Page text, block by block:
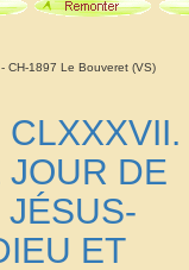
CH-1897 Le Bouveret (VS)
JOUR DE
JÉSUS-
ET